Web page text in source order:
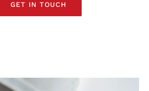
GET IN TOUCH